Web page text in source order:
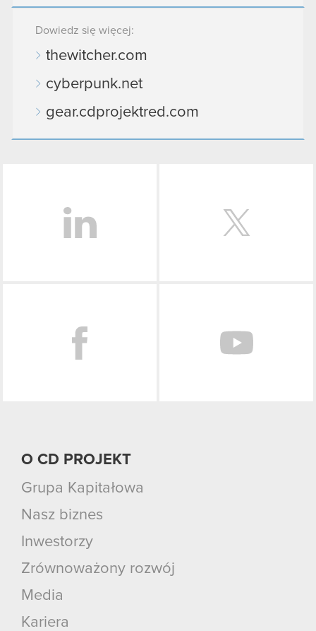
Dowiedz się więcej:
thewitcher.com
cyberpunk.net
gear.cdprojektred.com
O CD PROJEKT
Grupa Kapitałowa
Nasz biznes
Inwestorzy
Zrównoważony rozwój
Media
Kariera